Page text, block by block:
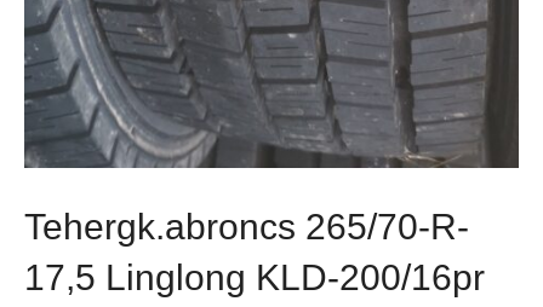
Tehergk.abroncs 265/70-R-
17,5 Linglong KLD-200/16pr